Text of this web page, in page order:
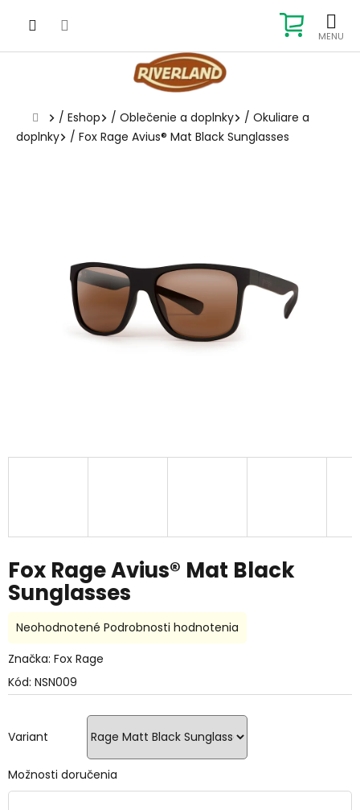
KOŠÍK
Domov
/ Eshop / Oblečenie a doplnky / Okuliare a
doplnky
/ Fox Rage Avius® Mat Black Sunglasses
Fox Rage Avius® Mat Black
Sunglasses
Kód: NSN009
Variant
Možnosti doručenia
Priemerné
produktu
0,0
hviezdičiek.
Neohodnotené Podrobnosti hodnotenia
Značka: Fox Rage